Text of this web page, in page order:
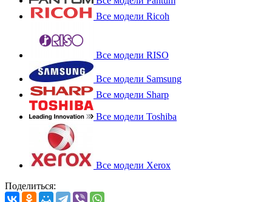
Все модели Ricoh
Все модели RISO
Все модели Samsung
Все модели Sharp
Все модели Toshiba
Все модели Xerox
Поделиться: